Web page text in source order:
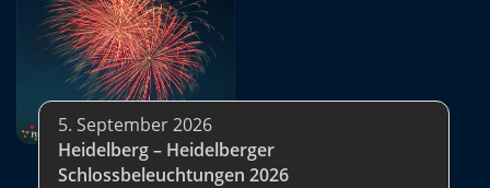
5. September 2026
Heidelberg – Heidelberger
Schlossbeleuchtungen 2026